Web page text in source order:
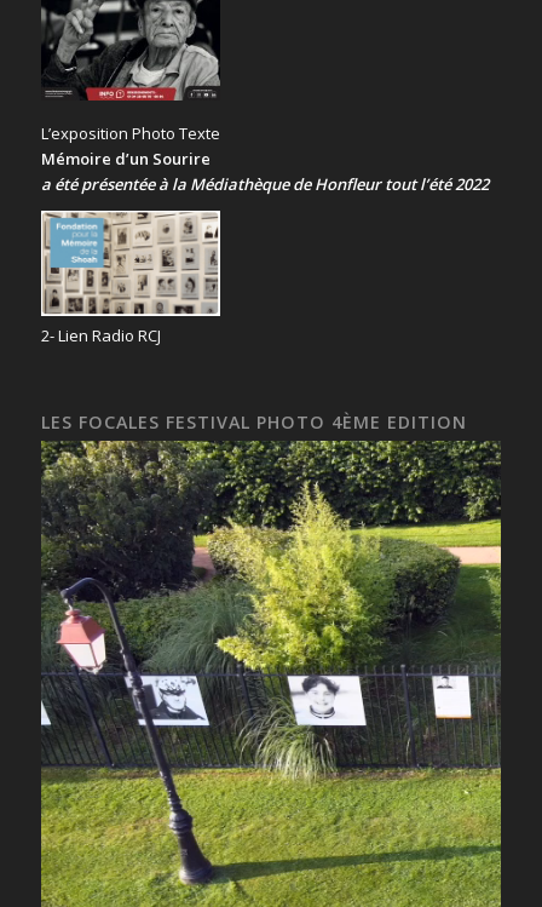
L’exposition Photo Texte
Mémoire d’un Sourire
a été présentéeà la Médiathèque de Honfleur tout l’été 2022
2- Lien Radio RCJ
LES FOCALES FESTIVAL PHOTO 4ÈME EDITION